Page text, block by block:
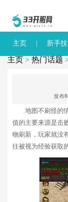
主页 新手
主页 > 热门话题
发布
地图不刷怪的
值的主要来源是击
物刷新，玩家就没
往被视为经验获取